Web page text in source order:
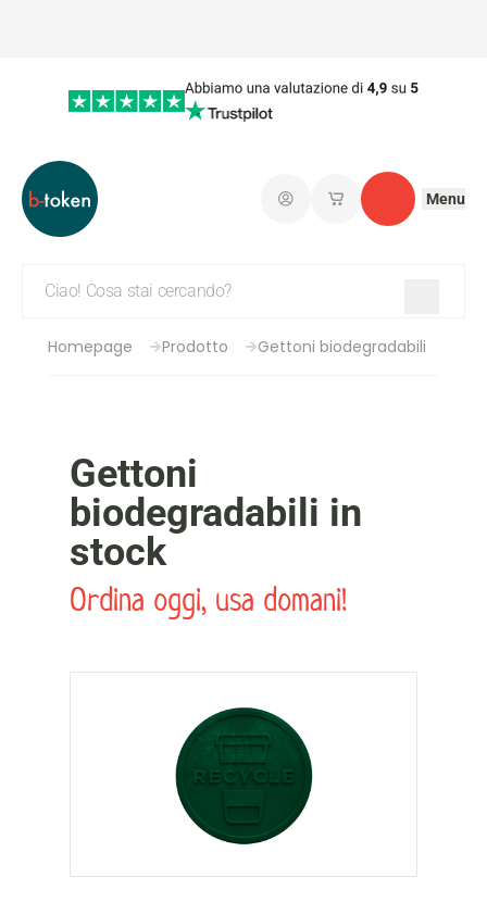
ConnettiI miei carrelli salvati
Contatto
Menu
Homepage Prodotto Gettoni biodegradabili
Gettoni
biodegradabili in
stock
Ordina oggi, usa domani!